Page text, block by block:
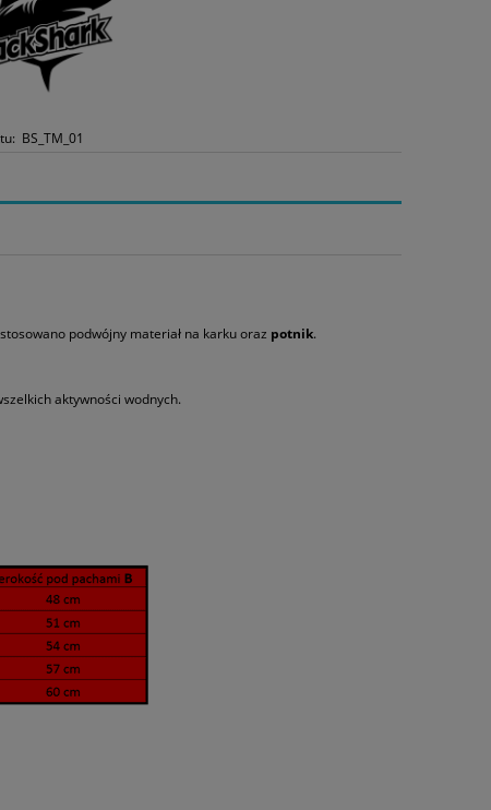
BS_TM_01
podwójny materiał na karku oraz potnik.
aktywności wodnych.